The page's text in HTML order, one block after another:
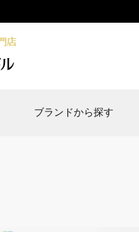
ブランドから探す